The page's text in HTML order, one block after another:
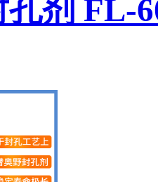
剂 FL-